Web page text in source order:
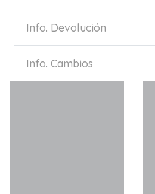
Info. Devolución
Info. Cambios